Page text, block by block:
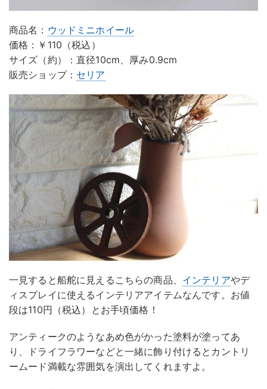
商品名： ウッドミニホイール
価格：￥110（税込）
サイズ（約）：直径10cm、厚み0.9cm
販売ショップ： セリア
一見すると船舵に見えるこちらの商品、 インテリアやデ
ィスプレイに使えるインテリアアイテムなんです。お値
段は110円（税込）とお手頃価格！
アンティークのようなあめ色がかった塗料が塗ってあ
り、ドライフラワーなどと一緒に飾り付けるとカントリ
ームード満載な雰囲気を演出してくれますよ。